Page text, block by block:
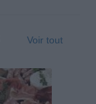
Voir tout